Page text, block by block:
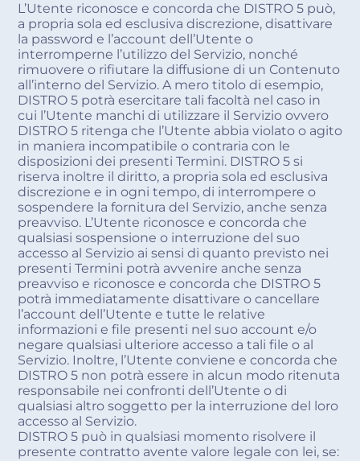
L’Utente riconosce e concorda che DISTRO 5 può,
a propria sola ed esclusiva discrezione, disattivare
la password e l’account dell’Utente o
interromperne l’utilizzo del Servizio, nonché
rimuovere o rifiutare la diffusione di un Contenuto
all’interno del Servizio. A mero titolo di esempio,
DISTRO 5 potrà esercitare tali facoltà nel caso in
cui l’Utente manchi di utilizzare il Servizio ovvero
DISTRO 5 ritenga che l’Utente abbia violato o agito
in maniera incompatibile o contraria con le
disposizioni dei presenti Termini. DISTRO 5 si
riserva inoltre il diritto, a propria sola ed esclusiva
discrezione e in ogni tempo, di interrompere o
sospendere la fornitura del Servizio, anche senza
preavviso. L’Utente riconosce e concorda che
qualsiasi sospensione o interruzione del suo
accesso al Servizio ai sensi di quanto previsto nei
presenti Termini potrà avvenire anche senza
preavviso e riconosce e concorda che DISTRO 5
potrà immediatamente disattivare o cancellare
l’account dell’Utente e tutte le relative
informazioni e file presenti nel suo account e/o
negare qualsiasi ulteriore accesso a tali file o al
Servizio. Inoltre, l’Utente conviene e concorda che
DISTRO 5 non potrà essere in alcun modo ritenuta
responsabile nei confronti dell’Utente o di
qualsiasi altro soggetto per la interruzione del loro
accesso al Servizio.
DISTRO 5 può in qualsiasi momento risolvere il
presente contratto avente valore legale con lei, se: